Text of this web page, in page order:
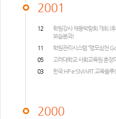
2001
12
학원강사 채용박람회 개최 (
보습분과)
11
학원관리시스템 “맹모삼천
05
고려대학교 사회교육원 훈장
03
한국 HP e-SMART 교육솔루
2000